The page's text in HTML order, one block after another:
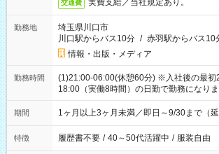
交通費 実費支給／当社規定あり。
勤務地
埼玉県川口市
川口駅からバス10分 / 赤羽駅からバス10
情報・出版・メディア
勤務時間
(1)21:00-06:00(休憩60分) ※入社後の最初
18:00（実働8時間）の日勤で勤務になり
期間 1ヶ月以上3ヶ月未満／即日～9/30まで（延
特徴 履歴書不要 / 40～50代活躍中 / 服装自由